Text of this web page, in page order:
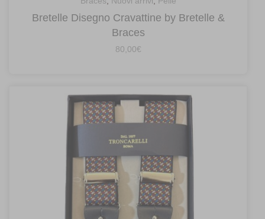
Bretelle Disegno Cravattine by Bretelle &
Braces
80,00€